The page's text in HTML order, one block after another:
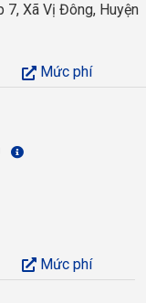
7, Xã Vị Đông, Huyện
Mức phí
Mức phí